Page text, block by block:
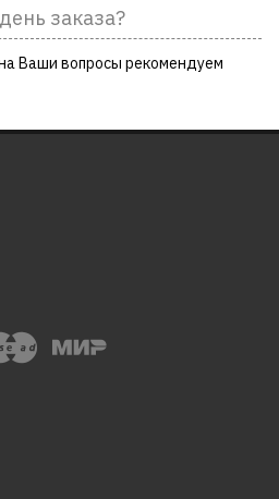
заказа?
Ваши вопросы рекомендуем